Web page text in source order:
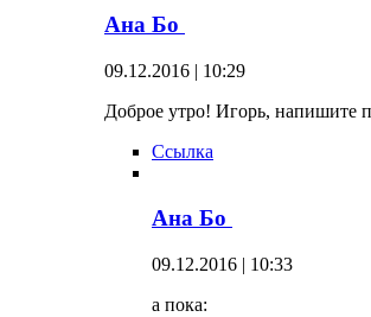
Ана Бо
09.12.2016 | 10:29
Доброе утро! Игорь, напишите
Ссылка
Ана Бо
09.12.2016 | 10:33
а пока: